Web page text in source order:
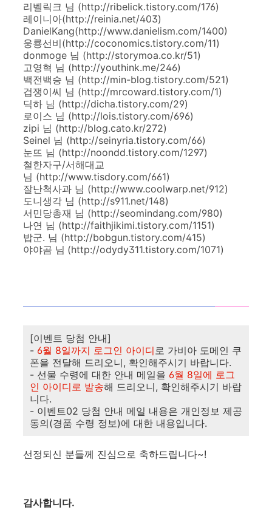
리벨릭크 님 (http://ribelick.tistory.com/176)
레이니아(http://reinia.net/403)
DanielKang(http://www.danielism.com/1400)
웅룡선비(http://coconomics.tistory.com/11)
donmoge 님 (http://storymoa.co.kr/51)
고영혁 님 (http://youthink.me/246)
백전백승 님 (http://min-blog.tistory.com/521)
겁쟁이씨 님 (http://mrcoward.tistory.com/1)
딕하 님 (http://dicha.tistory.com/29)
로이스 님 (http://lois.tistory.com/696)
zipi 님 (http://blog.cato.kr/272)
Seinel 님 (http://seinyria.tistory.com/66)
눈뜨 님 (http://noondd.tistory.com/1297)
철한자구/서해대교
님 (http://www.tisdory.com/661)
잘난척사과 님 (http://www.coolwarp.net/912)
도니생각 님 (http://s911.net/148)
서민당총재 님 (http://seomindang.com/980)
나연 님 (http://faithjikimi.tistory.com/1151)
밥군. 님 (http://bobgun.tistory.com/415)
야야곰 님 (http://odydy311.tistory.com/1071)
[이벤트 당첨 안내]
- 6월 8일까지 로그인 아이디로 가비아 도메인 쿠
폰을 전달해 드리오니, 확인해주시기 바랍니다.
- 선물 수령에 대한 안내 메일을 6월 8일에 로그
인 아이디로 발송해 드리오니, 확인해주시기 바랍
니다.
- 이벤트02 당첨 안내 메일 내용은 개인정보 제공
동의(경품 수령 정보)에 대한 내용입니다.
선정되신 분들께 진심으로 축하드립니다~!
감사합니다.